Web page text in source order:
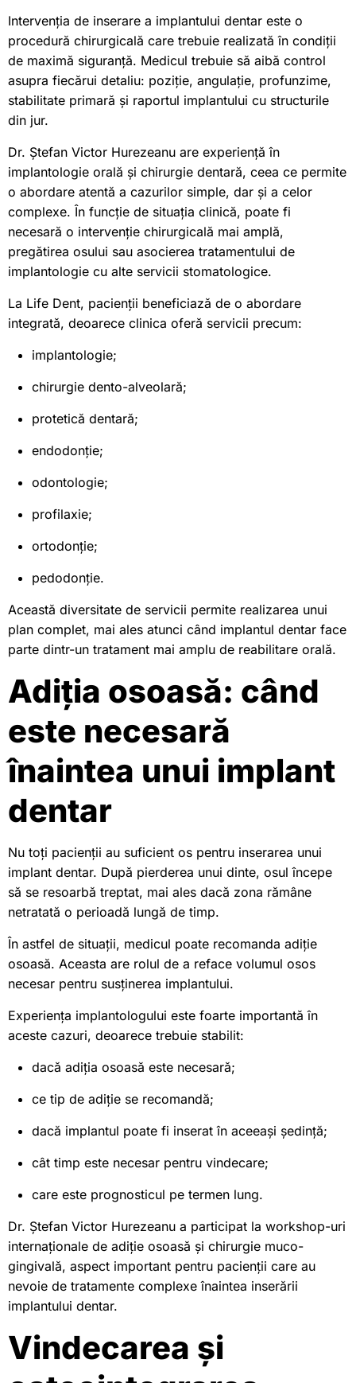
Intervenția de inserare a implantului dentar este o
procedură chirurgicală care trebuie realizată în condiții
de maximă siguranță. Medicul trebuie să aibă control
asupra fiecărui detaliu: poziție, angulație, profunzime,
stabilitate primară și raportul implantului cu structurile
din jur.
Dr. Ștefan Victor Hurezeanu are experiență în
implantologie orală și chirurgie dentară, ceea ce permite
o abordare atentă a cazurilor simple, dar și a celor
complexe. În funcție de situația clinică, poate fi
necesară o intervenție chirurgicală mai amplă,
pregătirea osului sau asocierea tratamentului de
implantologie cu alte servicii stomatologice.
La Life Dent, pacienții beneficiază de o abordare
integrată, deoarece clinica oferă servicii precum:
implantologie;
chirurgie dento-alveolară;
protetică dentară;
endodonție;
odontologie;
profilaxie;
ortodonție;
pedodonție.
Această diversitate de servicii permite realizarea unui
plan complet, mai ales atunci când implantul dentar face
parte dintr-un tratament mai amplu de reabilitare orală.
Adiția osoasă: când
este necesară
înaintea unui implant
dentar
Nu toți pacienții au suficient os pentru inserarea unui
implant dentar. După pierderea unui dinte, osul începe
să se resoarbă treptat, mai ales dacă zona rămâne
netratată o perioadă lungă de timp.
În astfel de situații, medicul poate recomanda adiție
osoasă. Aceasta are rolul de a reface volumul osos
necesar pentru susținerea implantului.
Experiența implantologului este foarte importantă în
aceste cazuri, deoarece trebuie stabilit:
dacă adiția osoasă este necesară;
ce tip de adiție se recomandă;
dacă implantul poate fi inserat în aceeași ședință;
cât timp este necesar pentru vindecare;
care este prognosticul pe termen lung.
Dr. Ștefan Victor Hurezeanu a participat la workshop-uri
internaționale de adiție osoasă și chirurgie muco-
gingivală, aspect important pentru pacienții care au
nevoie de tratamente complexe înaintea inserării
implantului dentar.
Vindecarea și